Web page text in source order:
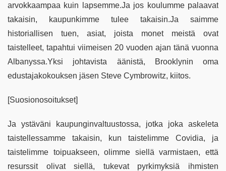
arvokkaampaa kuin lapsemme.Ja jos koulumme palaavat
takaisin, kaupunkimme tulee takaisin.Ja saimme
historiallisen tuen, asiat, joista monet meistä ovat
taistelleet, tapahtui viimeisen 20 vuoden ajan tänä vuonna
Albanyssa.Yksi johtavista äänistä, Brooklynin oma
edustajakokouksen jäsen Steve Cymbrowitz, kiitos.
[Suosionosoitukset]
Ja ystäväni kaupunginvaltuustossa, jotka joka askeleta
taistellessamme takaisin, kun taistelimme Covidia, ja
taistelimme toipuakseen, olimme siellä varmistaen, että
resurssit olivat siellä, tukevat pyrkimyksiä ihmisten